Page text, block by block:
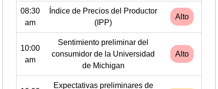
08:30
am
Índice de Precios del Productor
(IPP)
Alto
10:00
am
Sentimiento preliminar del
consumidor de la Universidad
de Michigan
Alto
Expectativas preliminares de